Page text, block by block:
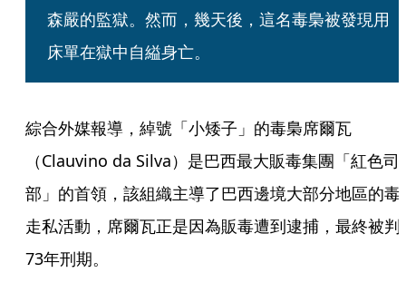
森嚴的監獄。然而，幾天後，這名毒梟被發現用
床單在獄中自縊身亡。
綜合外媒報導，綽號「小矮子」的毒梟席爾瓦
（Clauvino da Silva）是巴西最大販毒集團「紅色司
部」的首領，該組織主導了巴西邊境大部分地區的毒
走私活動，席爾瓦正是因為販毒遭到逮捕，最終被判
73年刑期。